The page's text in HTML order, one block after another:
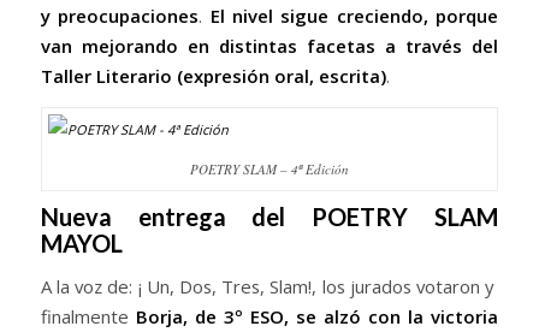
y preocupaciones. El nivel sigue creciendo, porque
van mejorando en distintas facetas a través del
Taller Literario (expresión oral, escrita).
POETRY SLAM – 4ª Edición
Nueva entrega del POETRY SLAM
MAYOL
A la voz de: ¡ Un, Dos, Tres, Slam!, los jurados votaron y
finalmente Borja, de 3º ESO, se alzó con la victoria